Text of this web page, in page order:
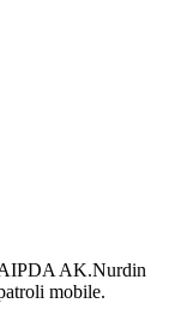
AK.Nurdin
mobile.